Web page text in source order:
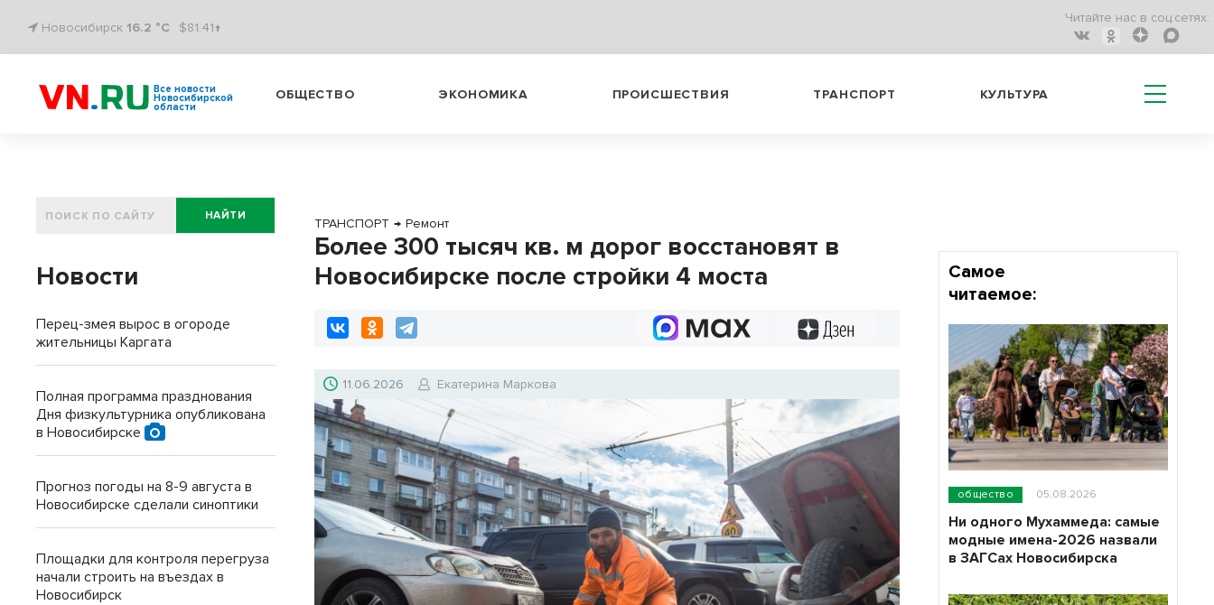
Новосибирск 16.2 °C $81.41↑
Читайте нас в соц.сетях:
Все новости
Новосибирской
области
ОБЩЕСТВО ЭКОНОМИКА ПРОИСШЕСТВИЯ ТРАНСПОРТ КУЛЬТУРА
ТРАНСПОРТ → Ремонт
Более 300 тысяч кв. м дорог восстановят в
Новосибирске после стройки 4 моста
11.06.2026 Екатерина Маркова
НАЙТИ
Новости
Перец-змея вырос в огороде
жительницы Каргата
Полная программа празднования
Дня физкультурника опубликована
в Новосибирске
Прогноз погоды на 8-9 августа в
Новосибирске сделали синоптики
Площадки для контроля перегруза
начали строить на въездах в
Новосибирск
Самое
читаемое:
общество 05.08.2026
Ни одного Мухаммеда: самые
модные имена-2026 назвали
в ЗАГСах Новосибирска